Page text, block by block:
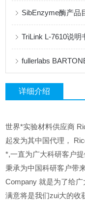
SibEnzyme酶产品
TriLink L-7610说明
fullerlabs
详细介绍
世界*实验材料供应商
起发为其中国代理，
*,一直为广大科研客户
秉承为中国科研客户带
Company 就是为了给
满意将是我们zui大的收